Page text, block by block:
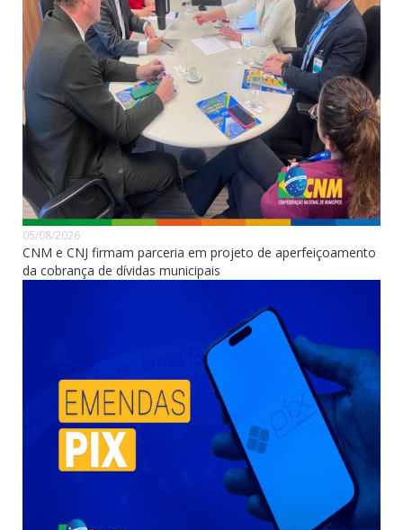
05/08/2026
CNM e CNJ firmam parceria em projeto de aperfeiçoamento
da cobrança de dívidas municipais